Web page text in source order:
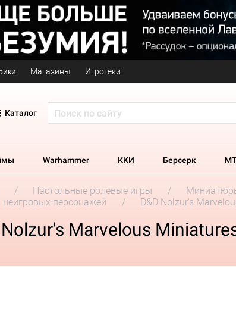
Магазины Игротеки
Каталог
Warhammer ККИ Берсерк
Настольные ролевые игры
персонажей
D&D Nolzur's
Marvelous